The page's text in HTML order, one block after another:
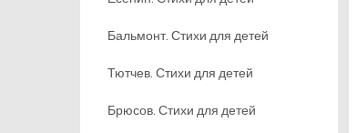
Бальмонт. Стихи для детей
Тютчев. Стихи для детей
Брюсов. Стихи для детей